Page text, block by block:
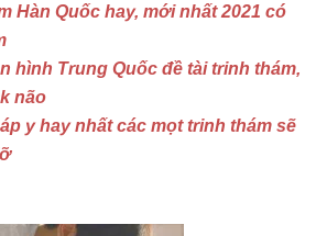
Hàn Quốc hay, mới nhất 2021 có
hình Trung Quốc đề tài trinh thám,
não
y hay nhất các mọt trinh thám sẽ